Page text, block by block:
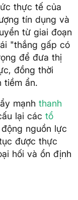
thực tế của
tín dụng và
từ giai đoạn
"thắng gấp có
để đưa thị
đồng thời
tiềm ẩn.
mạnh thanh
lại các tổ
nguồn lực
được thực
hối và ổn định